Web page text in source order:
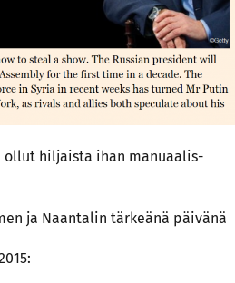
ollut hiljaista ihan manuaalis-
ja Naantalin tärkeänä päivänä